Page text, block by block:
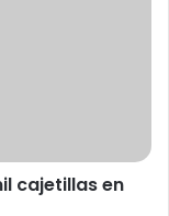
cajetillas en